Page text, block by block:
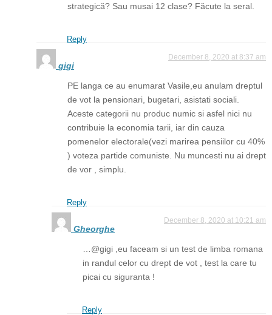
strategică? Sau musai 12 clase? Făcute la seral.
Reply
gigi
December 8, 2020 at 8:37 am
PE langa ce au enumarat Vasile,eu anulam dreptul
de vot la pensionari, bugetari, asistati sociali.
Aceste categorii nu produc numic si asfel nici nu
contribuie la economia tarii, iar din cauza
pomenelor electorale(vezi marirea pensiilor cu 40%
) voteza partide comuniste. Nu muncesti nu ai drept
de vor , simplu.
Reply
Gheorghe
December 8, 2020 at 10:21 am
…@gigi ,eu faceam si un test de limba romana
in randul celor cu drept de vot , test la care tu
picai cu siguranta !
Reply